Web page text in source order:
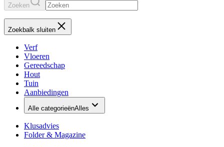
Zoeken
Zoekbalk sluiten
Verf
Vloeren
Gereedschap
Hout
Tuin
Aanbiedingen
Alle categorieënAlles
Klusadvies
Folder & Magazine